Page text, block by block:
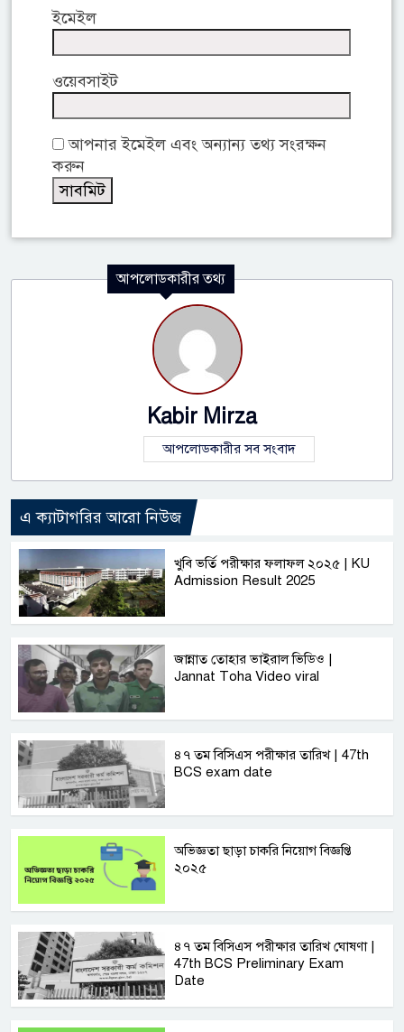
ইমেইল
ওয়েবসাইট
আপনার ইমেইল এবং অন্যান্য তথ্য সংরক্ষন
করুন
আপলোডকারীর তথ্য
Kabir Mirza
আপলোডকারীর সব সংবাদ
এ ক্যাটাগরির আরো নিউজ
খুবি ভর্তি পরীক্ষার ফলাফল ২০২৫ | KU
Admission Result 2025
জান্নাত তোহার ভাইরাল ভিডিও |
Jannat Toha Video viral
৪৭ তম বিসিএস পরীক্ষার তারিখ | 47th
BCS exam date
অভিজ্ঞতা ছাড়া চাকরি নিয়োগ বিজ্ঞপ্তি
২০২৫
৪৭ তম বিসিএস পরীক্ষার তারিখ ঘোষণা |
47th BCS Preliminary Exam
Date